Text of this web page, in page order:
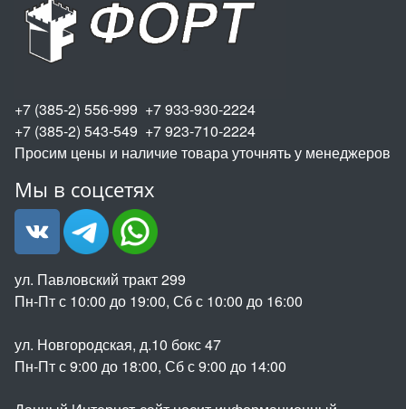
+7 (385-2) 556-999 +7 933-930-2224
+7 (385-2) 543-549 +7 923-710-2224
Просим цены и наличие товара уточнять у менеджеров
Мы в соцсетях
ул. Павловский тракт 299
Пн-Пт с 10:00 до 19:00, Сб с 10:00 до 16:00
ул. Новгородская, д.10 бокс 47
Пн-Пт с 9:00 до 18:00, Сб с 9:00 до 14:00